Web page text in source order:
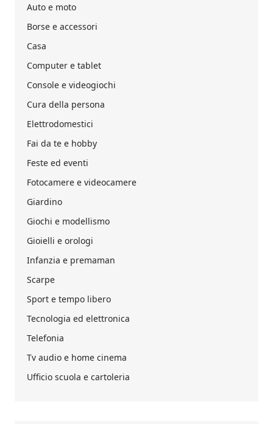
Auto e moto
Borse e accessori
Casa
Computer e tablet
Console e videogiochi
Cura della persona
Elettrodomestici
Fai da te e hobby
Feste ed eventi
Fotocamere e videocamere
Giardino
Giochi e modellismo
Gioielli e orologi
Infanzia e premaman
Scarpe
Sport e tempo libero
Tecnologia ed elettronica
Telefonia
Tv audio e home cinema
Ufficio scuola e cartoleria